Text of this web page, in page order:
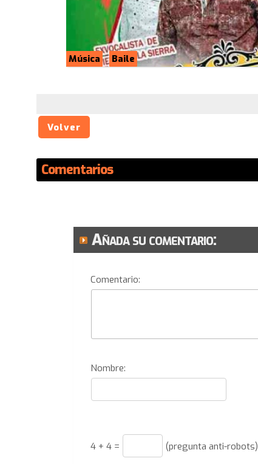
Música Baile
Volver
Comentarios
Añada su comentario:
Comentario:
Nombre:
4+ 4= (pregunta anti-robots)